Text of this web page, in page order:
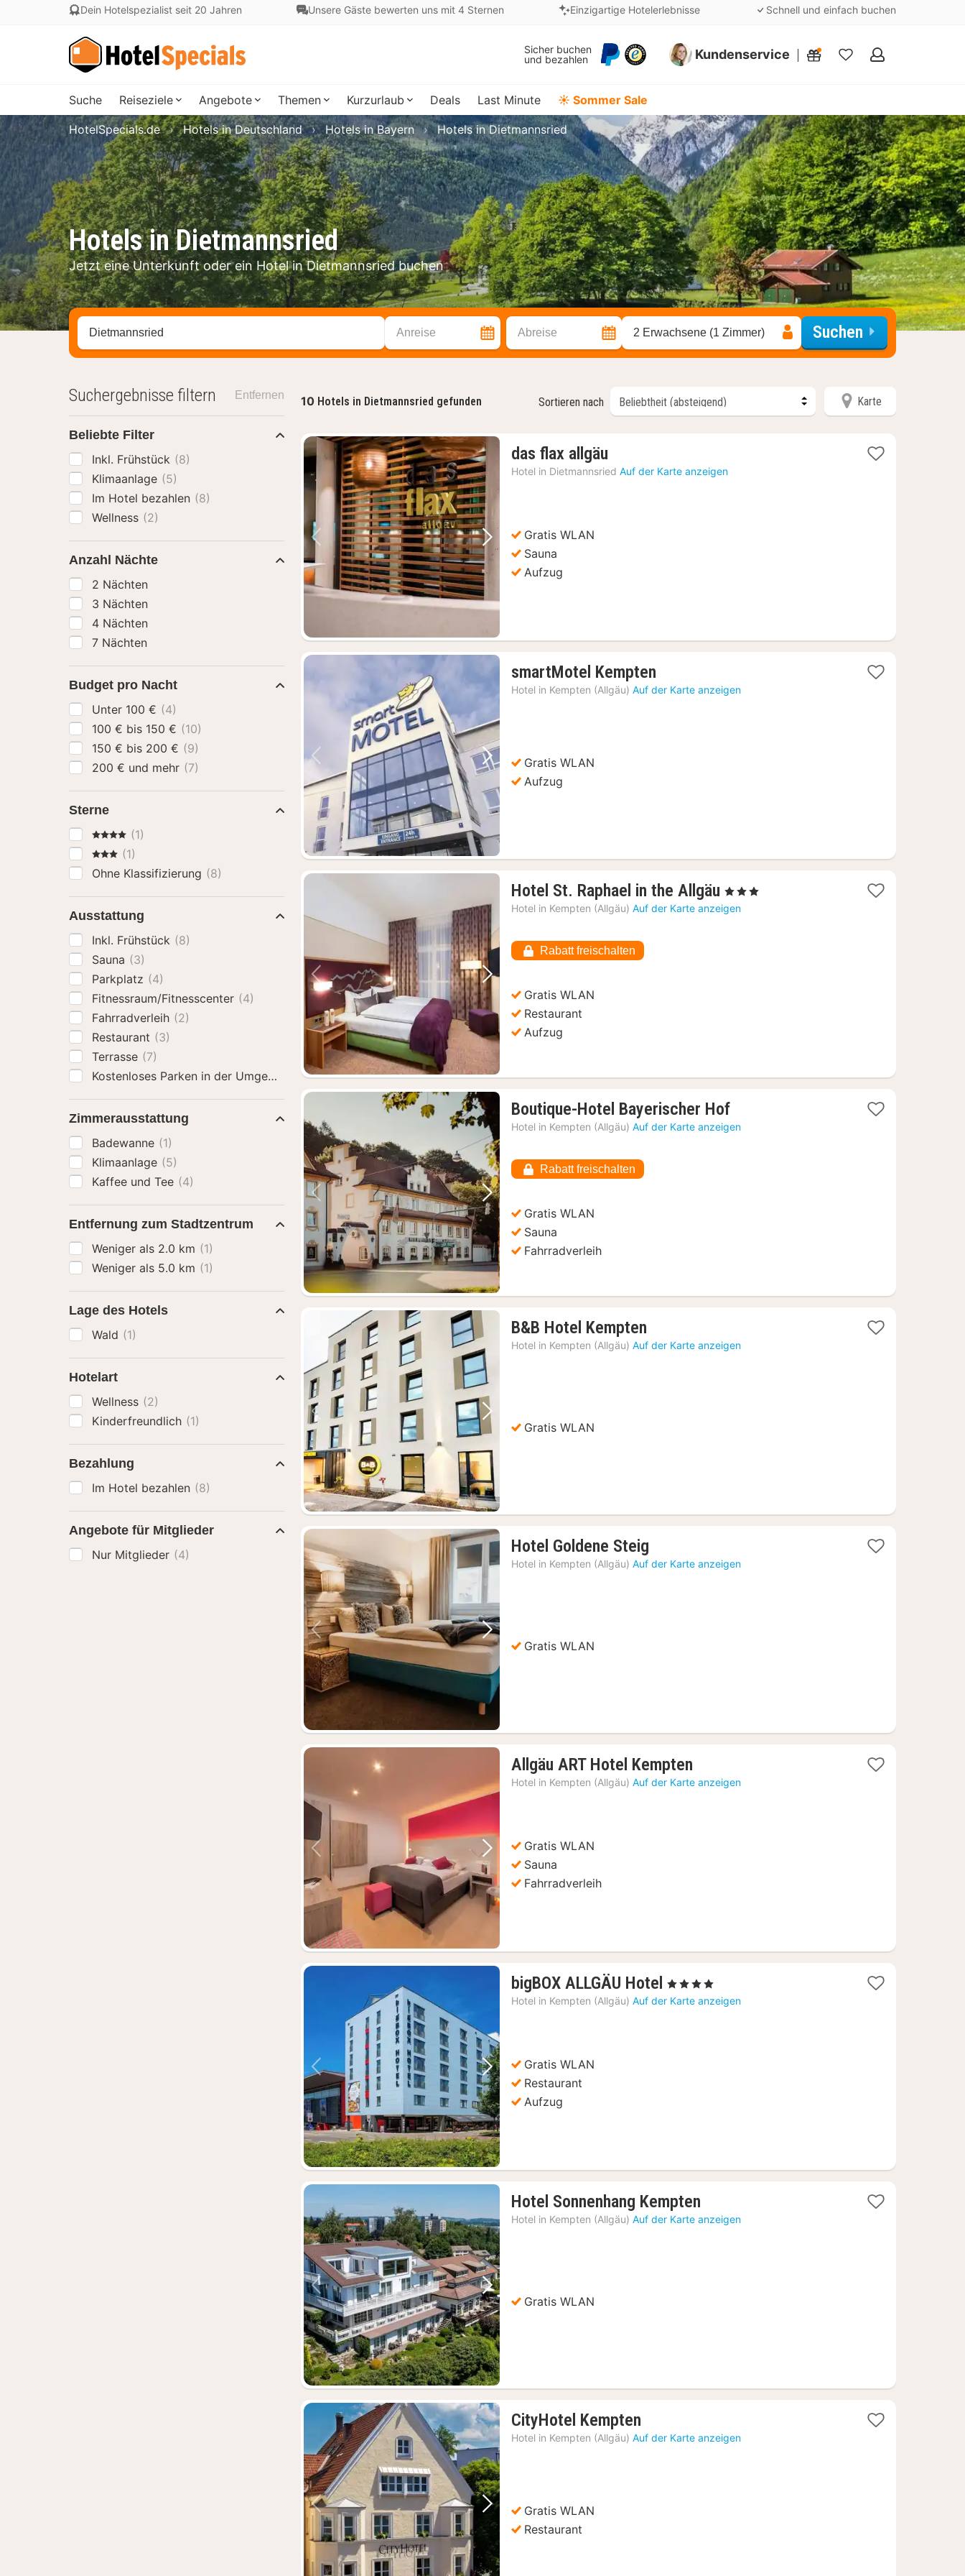
Dein Hotelspezialist seit 20 Jahren Unsere Gäste bewerten uns mit 4 Sternen Einzigartige Hotelerlebnisse Schnell und einfach buchen
Sicher buchen
und bezahlen
Kundenservice
Meine
Suche Reiseziele Angebote Themen Kurzurlaub Deals Last Minute ☀️ Sommer Sale
Hotels in Dietmannsried
Jetzt eine Unterkunft oder ein Hotel in Dietmannsried buchen
HotelSpecials.de Hotels in Deutschland Hotels in Bayern Hotels in Dietmannsried
Stadt, Region oder Hotel suchen Anreise Abreise 2 Erwachsene (1 Zimmer) Suchen
10 Hotels in Dietmannsried gefunden Sortieren nach Karte
Vorheriges Bild Nächstes Bild
das flax allgäu
Nacht
Hotel in Dietmannsried Auf der Karte anzeigen
Gratis WLAN
Sauna
Aufzug
Vorheriges Bild Nächstes Bild
smartMotel Kempten
Nacht
Hotel in Kempten (Allgäu) Auf der Karte anzeigen
Gratis WLAN
Aufzug
Vorheriges Bild Nächstes Bild
Hotel St. Raphael in the Allgäu 1
Nacht
, 3 Sterne
Hotel in Kempten (Allgäu) Auf der Karte anzeigen
Rabatt freischalten
Gratis WLAN
Restaurant
Aufzug
Vorheriges Bild Nächstes Bild
Boutique-Hotel Bayerischer Hof1
Nacht
Hotel in Kempten (Allgäu) Auf der Karte anzeigen
Rabatt freischalten
Gratis WLAN
Sauna
Fahrradverleih
Vorheriges Bild Nächstes Bild
B&B Hotel Kempten
Nacht
Hotel in Kempten (Allgäu) Auf der Karte anzeigen
Gratis WLAN
Vorheriges Bild Nächstes Bild
Hotel Goldene Steig
Nacht
Hotel in Kempten (Allgäu) Auf der Karte anzeigen
Gratis WLAN
Vorheriges Bild Nächstes Bild
Allgäu ART Hotel Kempten
Nacht
Hotel in Kempten (Allgäu) Auf der Karte anzeigen
Gratis WLAN
Sauna
Fahrradverleih
Vorheriges Bild Nächstes Bild
bigBOX ALLGÄU Hotel 1
Nacht
, 4 Sterne
Hotel in Kempten (Allgäu) Auf der Karte anzeigen
Gratis WLAN
Restaurant
Aufzug
Vorheriges Bild Nächstes Bild
Hotel Sonnenhang Kempten
Nacht
Hotel in Kempten (Allgäu) Auf der Karte anzeigen
Gratis WLAN
Vorheriges Bild Nächstes Bild
CityHotel Kempten
Nacht
Hotel in Kempten (Allgäu) Auf der Karte anzeigen
Gratis WLAN
Restaurant
Suchergebnisse filtern Entfernen
Beliebte Filter
Inkl. Frühstück (8)
Klimaanlage (5)
Im Hotel bezahlen (8)
Wellness (2)
Anzahl Nächte
2 Nächten
3 Nächten
4 Nächten
7 Nächten
Budget pro Nacht
Unter 100 € (4)
100 € bis 150 € (10)
150 € bis 200 € (9)
200 € und mehr (7)
Sterne
4 Sterne(1)
3 Sterne
(1)
Ohne Klassifizierung (8)
Ausstattung
Inkl. Frühstück (8)
Sauna (3)
Parkplatz (4)
Fitnessraum/Fitnesscenter (4)
Fahrradverleih (2)
Restaurant (3)
Terrasse (7)
Kostenloses Parken in der Umgebung an Samstagen und Sonntagen(1)
Zimmerausstattung
Badewanne (1)
Klimaanlage (5)
Kaffee und Tee (4)
Entfernung zum Stadtzentrum
Weniger als 2.0 km (1)
Weniger als 5.0 km (1)
Lage des Hotels
Wald (1)
Hotelart
Wellness (2)
Kinderfreundlich (1)
Bezahlung
Im Hotel bezahlen (8)
Angebote für Mitglieder
Nur Mitglieder (4)